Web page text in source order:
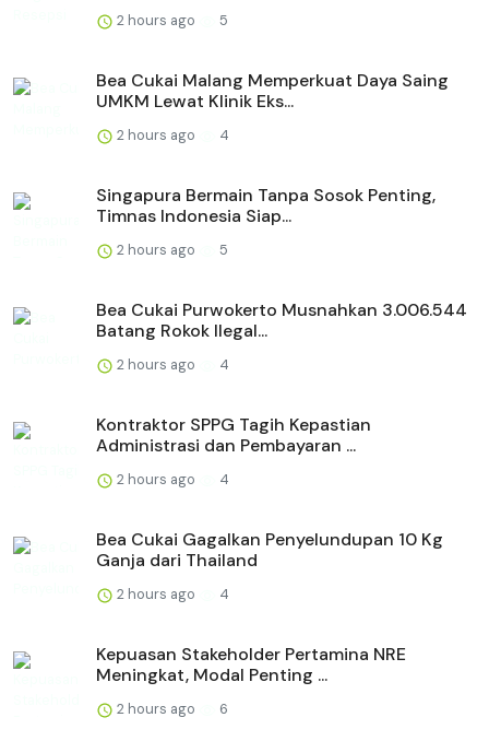
2 hours ago 5
Bea Cukai Malang Memperkuat Daya Saing
UMKM Lewat Klinik Eks...
2 hours ago 4
Singapura Bermain Tanpa Sosok Penting,
Timnas Indonesia Siap...
2 hours ago 5
Bea Cukai Purwokerto Musnahkan 3.006.544
Batang Rokok Ilegal...
2 hours ago 4
Kontraktor SPPG Tagih Kepastian
Administrasi dan Pembayaran ...
2 hours ago 4
Bea Cukai Gagalkan Penyelundupan 10 Kg
Ganja dari Thailand
2 hours ago 4
Kepuasan Stakeholder Pertamina NRE
Meningkat, Modal Penting ...
2 hours ago 6